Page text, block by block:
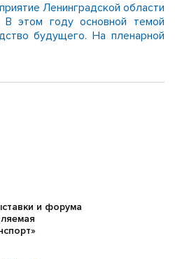
Ленинградской области
В этом году основной темой
будущего. На пленарной
и форума